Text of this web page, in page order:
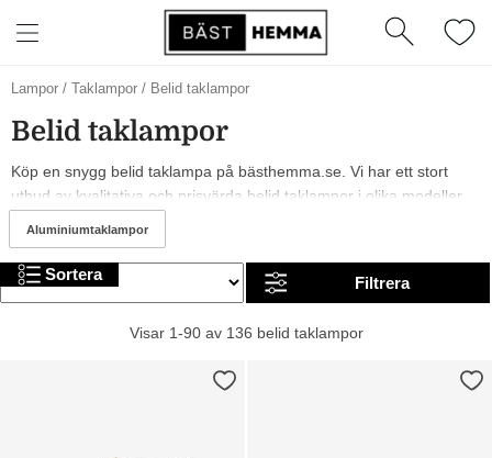
Lampor / Taklampor / Belid taklampor
Belid taklampor
Köp en snygg belid taklampa på bästhemma.se. Vi har ett stort
utbud av kvalitativa och prisvärda belid taklampor i olika modeller,
och mörkröda belid taklampor. I sortimentet har vi allt från billiga till
mer exklusiva alternativ. Trevlig shopping!
Aluminiumtaklampor
Sortera Filtrera
Visar 1-90 av 136 belid taklampor